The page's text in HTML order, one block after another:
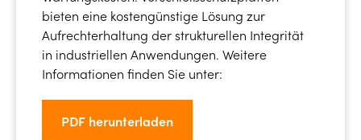
bieten eine kostengünstige Lösung zur
Aufrechterhaltung der strukturellen Integrität
in industriellen Anwendungen. Weitere
Informationen finden Sie unter:
PDF herunterladen